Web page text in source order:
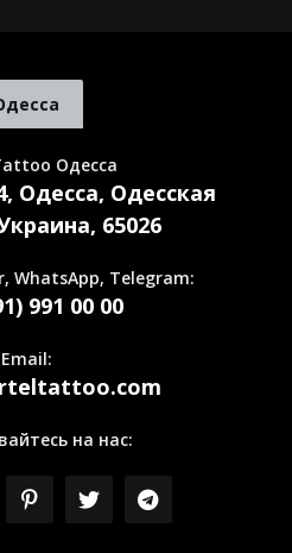
Одесса
Одесса, Одесская
65026
WhatsApp, Telegram:
991 00 00
Email:
на нас: